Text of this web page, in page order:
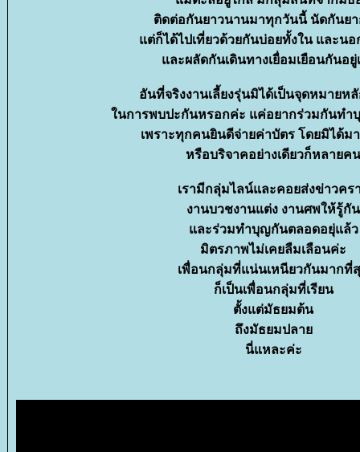
ติดต่อกันยาวนานมาทุกวันนี้ นัดกันย
ต่ก็ได้ไปเที่ยวด้วยกันบ่อยทั้งใน และนอ
ละผลัดกันเดินทางเยื่อมเยือนกันอยู่
อันที่จริงงานเลี้ยงรุ่นมิได้เป็นจุดหมายหลั
นการพบปะกันหรอกค่ะ แค่อยากร่วมกันทำบุ
เพราะทุกคนยินดีจ่ายค่าบัตร โดยมิได้ม
หรือบริจาคอย่างเดียวก็หลายคน
เรามีกลุ่มไลน์และคอยส่งข่าวคร
งานบวชงานแต่ง งานศพให้รู้กัน
ละร่วมทำบุญกันตลอดอยุ่แล้ว
มิตรภาพไม่เคยลืมเลือนค่ะ
เพื่อนกลุ่มที่แน่นเหนียวกันมากที่
ก็เป็นเพื่อนกลุ่มที่เรียน
ตั้งแต่มัธยมต้น
ถึงมัธยมปลา
นี่แหละค่ะ